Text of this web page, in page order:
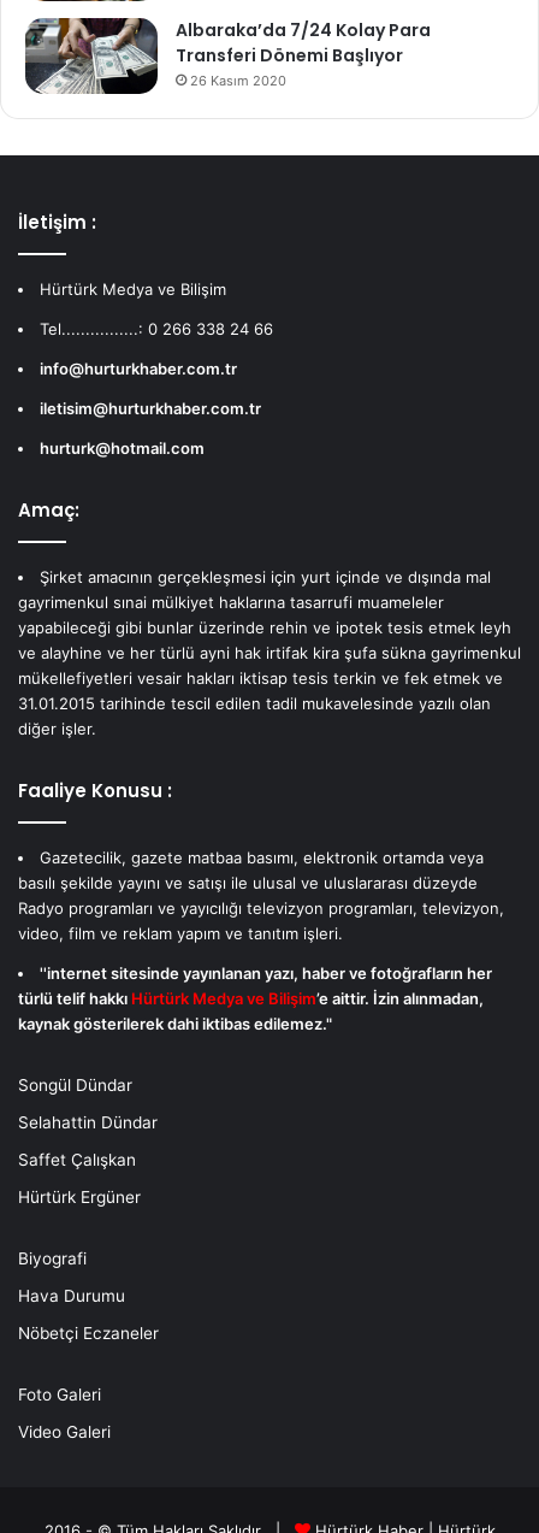
Albaraka’da 7/24 Kolay Para
Transferi Dönemi Başlıyor
26 Kasım 2020
İletişim :
Hürtürk Medya ve Bilişim
Tel................: 0 266 338 24 66
info@hurturkhaber.com.tr
iletisim@hurturkhaber.com.tr
hurturk@hotmail.com
Amaç:
Şirket amacının gerçekleşmesi için yurt içinde ve dışında mal
gayrimenkul sınai mülkiyet haklarına tasarrufi muameleler
yapabileceği gibi bunlar üzerinde rehin ve ipotek tesis etmek leyh
ve alayhine ve her türlü ayni hak irtifak kira şufa sükna gayrimenkul
mükellefiyetleri vesair hakları iktisap tesis terkin ve fek etmek ve
31.01.2015 tarihinde tescil edilen tadil mukavelesinde yazılı olan
diğer işler.
Faaliye Konusu :
Gazetecilik, gazete matbaa basımı, elektronik ortamda veya
basılı şekilde yayını ve satışı ile ulusal ve uluslararası düzeyde
Radyo programları ve yayıcılığı televizyon programları, televizyon,
video, film ve reklam yapım ve tanıtım işleri.
''internet sitesinde yayınlanan yazı, haber ve fotoğrafların her
türlü telif hakkı Hürtürk Medya ve Bilişim’e aittir. İzin alınmadan,
kaynak gösterilerek dahi iktibas edilemez."
Songül Dündar
Selahattin Dündar
Saffet Çalışkan
Hürtürk Ergüner
Biyografi
Hava Durumu
Nöbetçi Eczaneler
Foto Galeri
Video Galeri